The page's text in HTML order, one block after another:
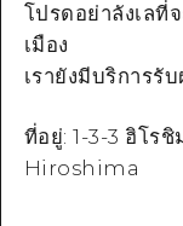
Google
ดูรา
โปรดอย่าลังเลที่
เมือง
เรายังมีบริการรั
ที่อยู่: 1-3-3 ฮิโร
Hiroshima